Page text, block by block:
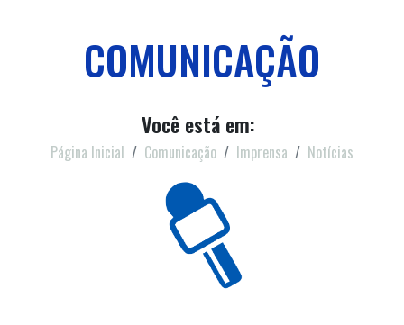
COMUNICAÇÃO
Você está em:
Página Inicial Comunicação Imprensa Notícias